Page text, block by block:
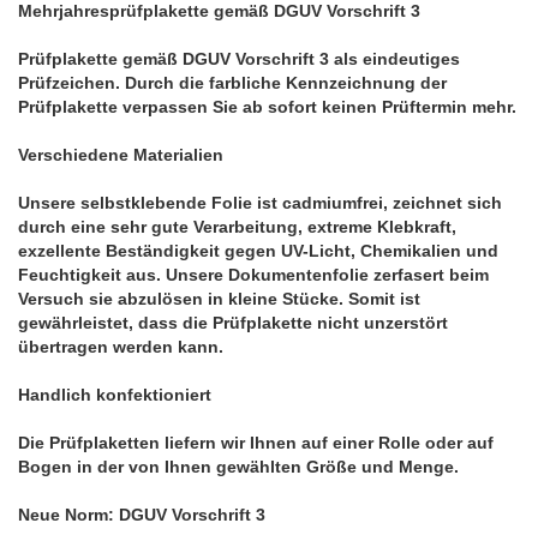
Mehrjahresprüfplakette gemäß DGUV Vorschrift 3
Prüfplakette gemäß DGUV Vorschrift 3 als eindeutiges
Prüfzeichen. Durch die farbliche Kennzeichnung der
Prüfplakette verpassen Sie ab sofort keinen Prüftermin mehr.
Verschiedene Materialien
Unsere selbstklebende Folie ist cadmiumfrei, zeichnet sich
durch eine sehr gute Verarbeitung, extreme Klebkraft,
exzellente Beständigkeit gegen UV-Licht, Chemikalien und
Feuchtigkeit aus. Unsere Dokumentenfolie zerfasert beim
Versuch sie abzulösen in kleine Stücke. Somit ist
gewährleistet, dass die Prüfplakette nicht unzerstört
übertragen werden kann.
Handlich konfektioniert
Die Prüfplaketten liefern wir Ihnen auf einer Rolle oder auf
Bogen in der von Ihnen gewählten Größe und Menge.
Neue Norm: DGUV Vorschrift 3